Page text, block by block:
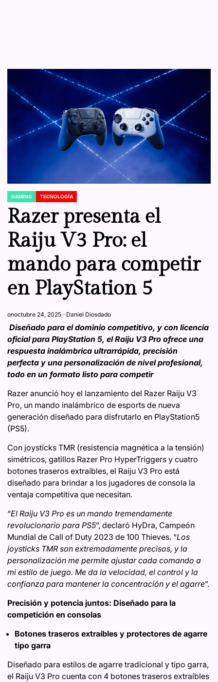
POSTED
IN
GAMING TECNOLOGÍA
Razer presenta el
Raiju V3 Pro: el
mando para competir
en PlayStation 5
onoctubre 24, 2025 Daniel Diosdado
Diseñado para el dominio competitivo, y con licencia
oficial para PlayStation 5, el Raiju V3 Pro ofrece una
respuesta inalámbrica ultrarrápida, precisión
perfecta y una personalización de nivel profesional,
todo en un formato listo para competir
Razer anunció hoy el lanzamiento del Razer Raiju V3
Pro, un mando inalámbrico de esports de nueva
generación diseñado para disfrutarlo en PlayStation5
(PS5).
Con joysticks TMR (resistencia magnética a la tensión)
simétricos, gatillos Razer Pro HyperTriggers y cuatro
botones traseros extraíbles, el Raiju V3 Pro está
diseñado para brindar a los jugadores de consola la
ventaja competitiva que necesitan.
“El Raiju V3 Pro es un mando tremendamente
revolucionario para PS5”, declaró HyDra, Campeón
Mundial de Call of Duty 2023 de 100 Thieves. “Los
joysticks TMR son extremadamente precisos, y la
personalización me permite ajustar cada comando a
mi estilo de juego. Me da la velocidad, el control y la
confianza para mantener la concentración y el agarre”.
Precisión y potencia juntos: Diseñado para la
competición en consolas
Botones traseros extraíbles y protectores de agarre
tipo garra
Diseñado para estilos de agarre tradicional y tipo garra,
el Raiju V3 Pro cuenta con 4 botones traseros extraíbles